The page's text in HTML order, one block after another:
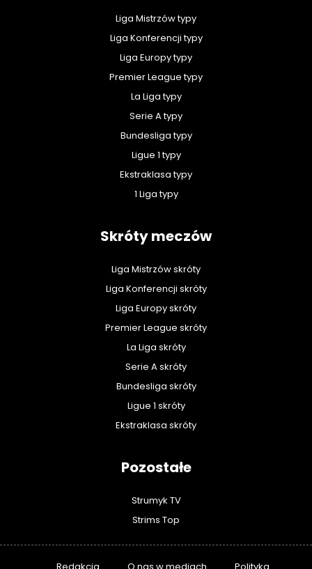
Liga Mistrzów typy
Liga Konferencji typy
Liga Europy typy
Premier League typy
La Liga typy
Serie A typy
Bundesliga typy
Ligue 1 typy
Ekstraklasa typy
1 Liga typy
Skróty meczów
Liga Mistrzów skróty
Liga Konferencji skróty
Liga Europy skróty
Premier League skróty
La Liga skróty
Serie A skróty
Bundesliga skróty
Ligue 1 skróty
Ekstraklasa skróty
Pozostałe
Strumyk TV
Strims Top